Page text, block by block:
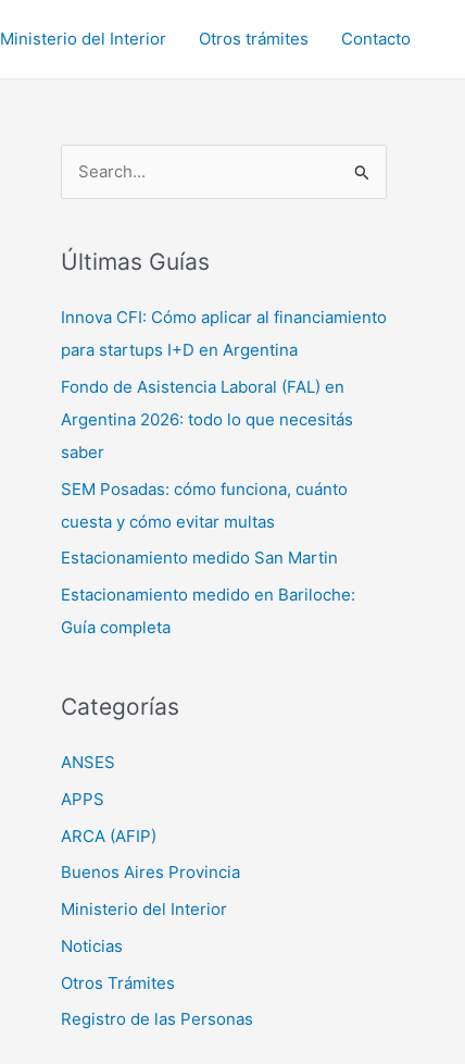
Ministerio del Interior Otros trámites Contacto
c
r
p
o
r
:
Últimas Guías
Innova CFI: Cómo aplicar al financiamiento
para startups I+D en Argentina
Fondo de Asistencia Laboral (FAL) en
Argentina 2026: todo lo que necesitás
saber
SEM Posadas: cómo funciona, cuánto
cuesta y cómo evitar multas
Estacionamiento medido San Martin
Estacionamiento medido en Bariloche:
Guía completa
Categorías
ANSES
APPS
ARCA (AFIP)
Buenos Aires Provincia
Ministerio del Interior
Noticias
Otros Trámites
Registro de las Personas